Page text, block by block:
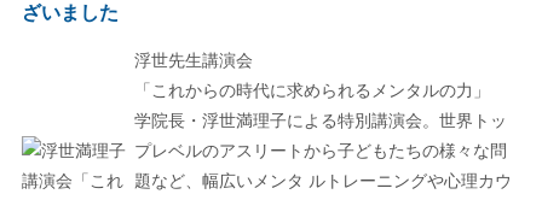
ざいました
浮世先生講演会
「これからの時代に求められるメンタルの力」
学院長・浮世満理子による特別講演会。世界トッ
プレベルのアスリートから子どもたちの様々な問
題など、幅広いメンタ ルトレーニングや心理カウ